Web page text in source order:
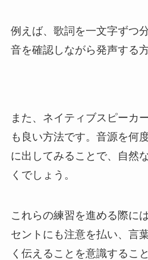
例えば、歌詞を一文字ずつ
音を確認しながら発声する
また、ネイティブスピーカ
も良い方法です。音源を何
に出してみることで、自然
くでしょう。
これらの練習を進める際に
セントにも注意を払い、言
く伝えることを意識するこ